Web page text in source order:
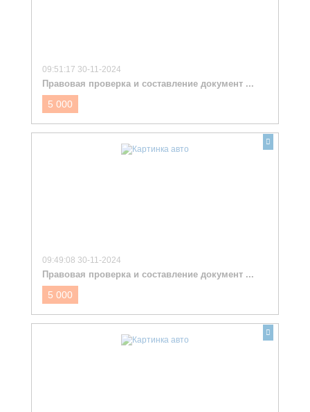
09:51:17 30-11-2024
Правовая проверка и составление документ ...
5 000
09:49:08 30-11-2024
Правовая проверка и составление документ ...
5 000